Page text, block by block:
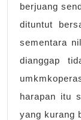
berjuang
dituntut
sementara
dianggap
harapan itu
yang kurang